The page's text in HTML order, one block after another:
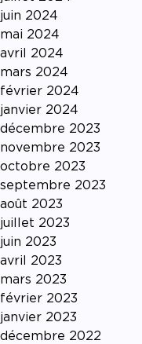
juin 2024
mai 2024
avril 2024
mars 2024
février 2024
janvier 2024
décembre 2023
novembre 2023
octobre 2023
septembre 2023
août 2023
juillet 2023
juin 2023
avril 2023
mars 2023
février 2023
janvier 2023
décembre 2022